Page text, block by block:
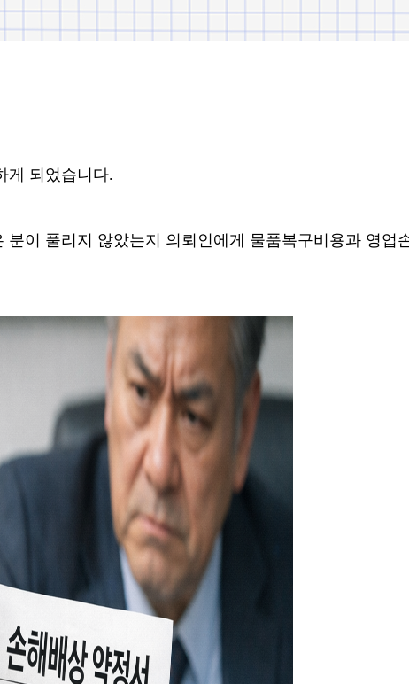
게 되었습니다.
분이 풀리지 않았는지 의뢰인에게 물품복구비용과 영업